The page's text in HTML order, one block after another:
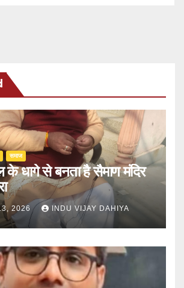
समाज
के धागे से बनता है सैमाण मंदिर
2026 INDU VIJAY DAHIYA